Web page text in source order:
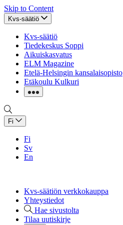
Skip to Content
Kvs-säätiö
Kvs-säätiö
Tiedekeskus Soppi
Aikuiskasvatus
ELM Magazine
Etelä-Helsingin kansalaisopisto
Etäkoulu Kulkuri
Fi
Fi
Sv
En
Kvs-säätiön verkkokauppa
Yhteystiedot
Hae sivustolta
Tilaa uutiskirje